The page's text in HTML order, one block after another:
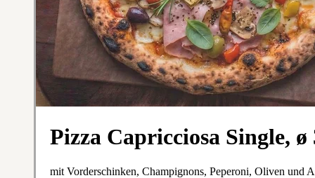
Pizza Capricciosa Single, ø
mit Vorderschinken, Champignons, Peperoni, Oliven und